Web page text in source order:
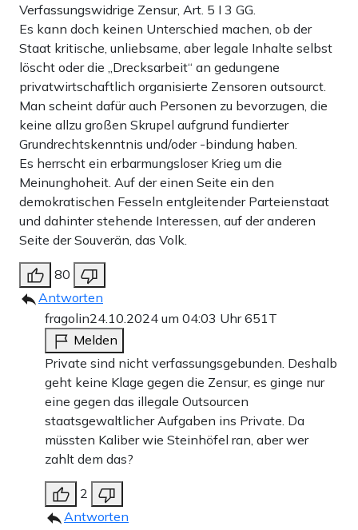
Verfassungswidrige Zensur, Art. 5 I 3 GG.
Es kann doch keinen Unterschied machen, ob der
Staat kritische, unliebsame, aber legale Inhalte selbst
löscht oder die „Drecksarbeit“ an gedungene
privatwirtschaftlich organisierte Zensoren outsourct.
Man scheint dafür auch Personen zu bevorzugen, die
keine allzu großen Skrupel aufgrund fundierter
Grundrechtskenntnis und/oder -bindung haben.
Es herrscht ein erbarmungsloser Krieg um die
Meinunghoheit. Auf der einen Seite ein den
demokratischen Fesseln entgleitender Parteienstaat
und dahinter stehende Interessen, auf der anderen
Seite der Souverän, das Volk.
80
Antworten
fragolin24.10.2024 um 04:03 Uhr651T
Melden
Private sind nicht verfassungsgebunden. Deshalb
geht keine Klage gegen die Zensur, es ginge nur
eine gegen das illegale Outsourcen
staatsgewaltlicher Aufgaben ins Private. Da
müssten Kaliber wie Steinhöfel ran, aber wer
zahlt dem das?
2
Antworten